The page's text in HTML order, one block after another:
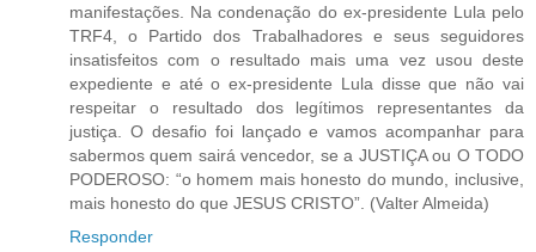
manifestações. Na condenação do ex-presidente Lula pelo
TRF4, o Partido dos Trabalhadores e seus seguidores
insatisfeitos com o resultado mais uma vez usou deste
expediente e até o ex-presidente Lula disse que não vai
respeitar o resultado dos legítimos representantes da
justiça. O desafio foi lançado e vamos acompanhar para
sabermos quem sairá vencedor, se a JUSTIÇA ou O TODO
PODEROSO: “o homem mais honesto do mundo, inclusive,
mais honesto do que JESUS CRISTO”. (Valter Almeida)
Responder